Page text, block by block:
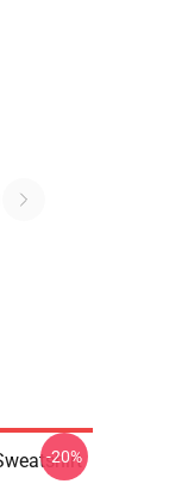
-20%